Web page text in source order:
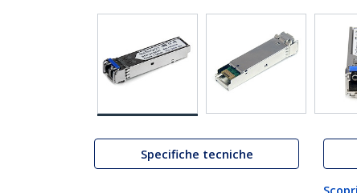
Specifiche tecniche